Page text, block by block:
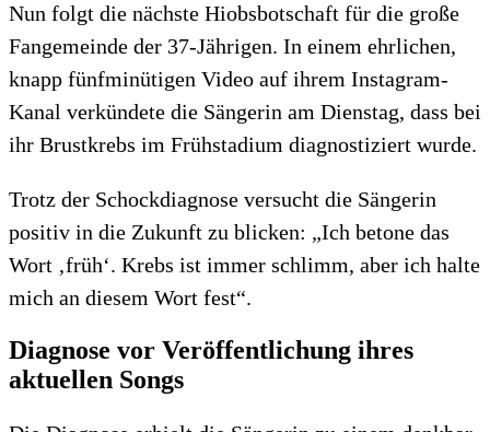
Nun folgt die nächste Hiobsbotschaft für die große
Fangemeinde der 37-Jährigen. In einem ehrlichen,
knapp fünfminütigen Video auf ihrem Instagram-
Kanal verkündete die Sängerin am Dienstag, dass bei
ihr Brustkrebs im Frühstadium diagnostiziert wurde.
Trotz der Schockdiagnose versucht die Sängerin
positiv in die Zukunft zu blicken: „Ich betone das
Wort ‚früh‘. Krebs ist immer schlimm, aber ich halte
mich an diesem Wort fest“.
Diagnose vor Veröffentlichung ihres
aktuellen Songs